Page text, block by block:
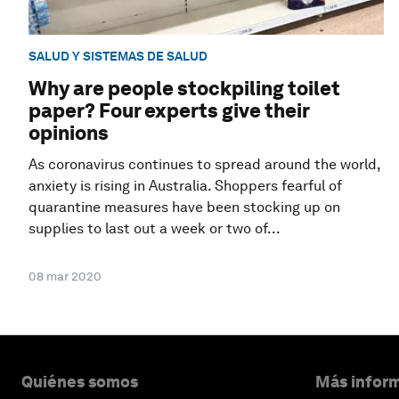
SALUD Y SISTEMAS DE SALUD
Why are people stockpiling toilet
paper? Four experts give their
opinions
As coronavirus continues to spread around the world,
anxiety is rising in Australia. Shoppers fearful of
quarantine measures have been stocking up on
supplies to last out a week or two of...
08 mar 2020
Quiénes somos Más